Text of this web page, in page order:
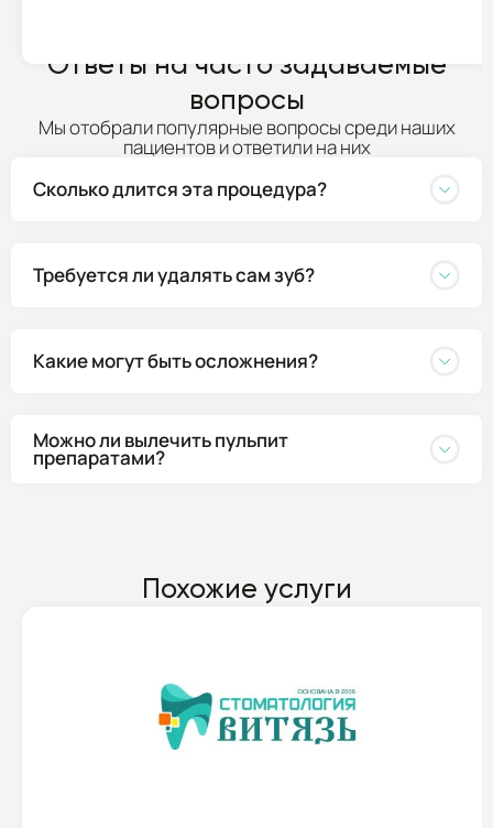
Ответы на часто задаваемые
вопросы
Мы отобрали популярные вопросы среди наших
пациентов и ответили на них
Сколько длится эта процедура?
Требуется ли удалять сам зуб?
Какие могут быть осложнения?
Можно ли вылечить пульпит
препаратами?
Похожие услуги